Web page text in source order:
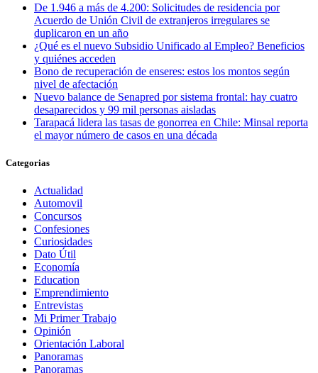
De 1.946 a más de 4.200: Solicitudes de residencia por
Acuerdo de Unión Civil de extranjeros irregulares se
duplicaron en un año
¿Qué es el nuevo Subsidio Unificado al Empleo? Beneficios
y quiénes acceden
Bono de recuperación de enseres: estos los montos según
nivel de afectación
Nuevo balance de Senapred por sistema frontal: hay cuatro
desaparecidos y 99 mil personas aisladas
Tarapacá lidera las tasas de gonorrea en Chile: Minsal reporta
el mayor número de casos en una década
Categorias
Actualidad
Automovil
Concursos
Confesiones
Curiosidades
Dato Útil
Economía
Education
Emprendimiento
Entrevistas
Mi Primer Trabajo
Opinión
Orientación Laboral
Panoramas
Panoramas